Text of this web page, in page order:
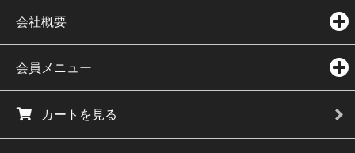
会社概要
会員メニュー
カートを見る